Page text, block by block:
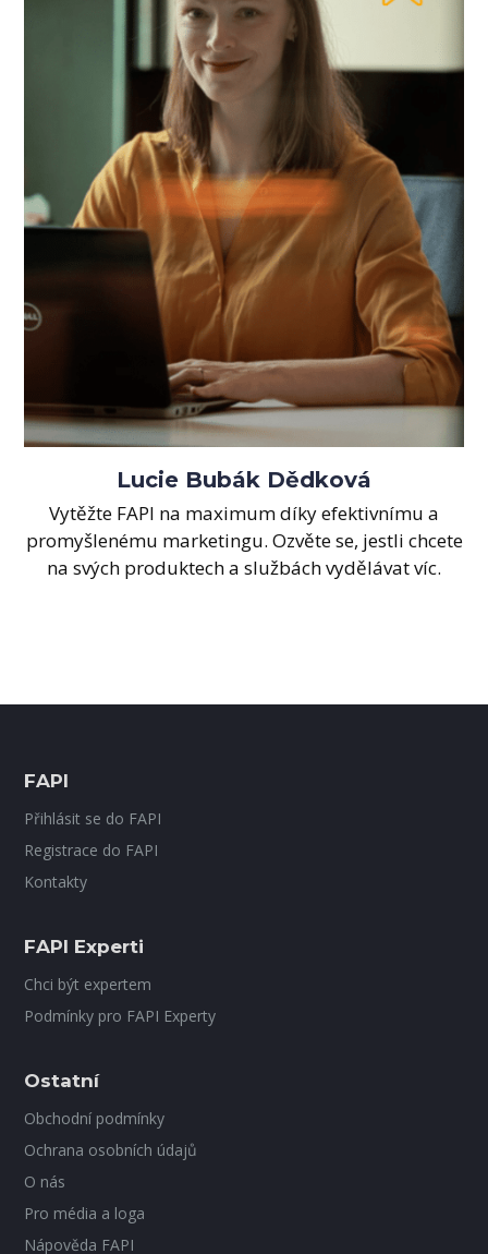
Lucie Bubák Dědková
Vytěžte FAPI na maximum díky efektivnímu a
promyšlenému marketingu. Ozvěte se, jestli chcete
na svých produktech a službách vydělávat víc.
FAPI
Přihlásit se do FAPI
Registrace do FAPI
Kontakty
FAPI Experti
Chci být expertem
Podmínky pro FAPI Experty
Ostatní
Obchodní podmínky
Ochrana osobních údajů
O nás
Pro média a loga
Nápověda FAPI